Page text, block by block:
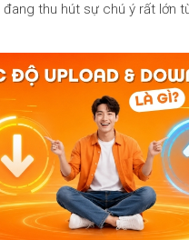
thu hút sự chú ý rất lớn